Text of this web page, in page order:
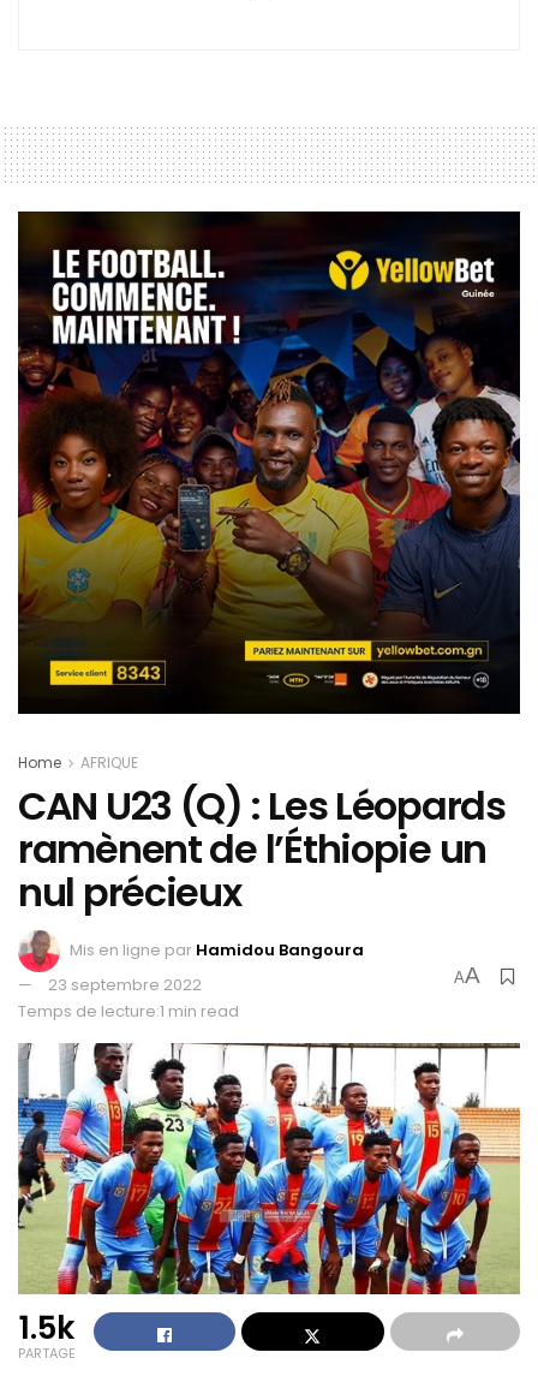
Home AFRIQUE
CAN U23 (Q) : Les Léopards
ramènent de l’Éthiopie un
nul précieux
Mis en ligne par Hamidou Bangoura
23 septembre 2022
Temps de lecture:1 min read
AA
1.5k
PARTAGE